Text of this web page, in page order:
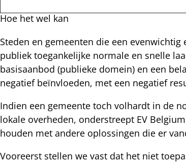
Hoe het wel kan
Steden en gemeenten die een
publiek toegankelijke normale en snelle
basisaanbod (publieke domein) en een
negatief beïnvloeden, met een negatief
Indien een gemeente toch volhardt in de
lokale overheden, onderstreept EV
houden met andere oplossingen die er
Vooreerst stellen we vast dat het niet